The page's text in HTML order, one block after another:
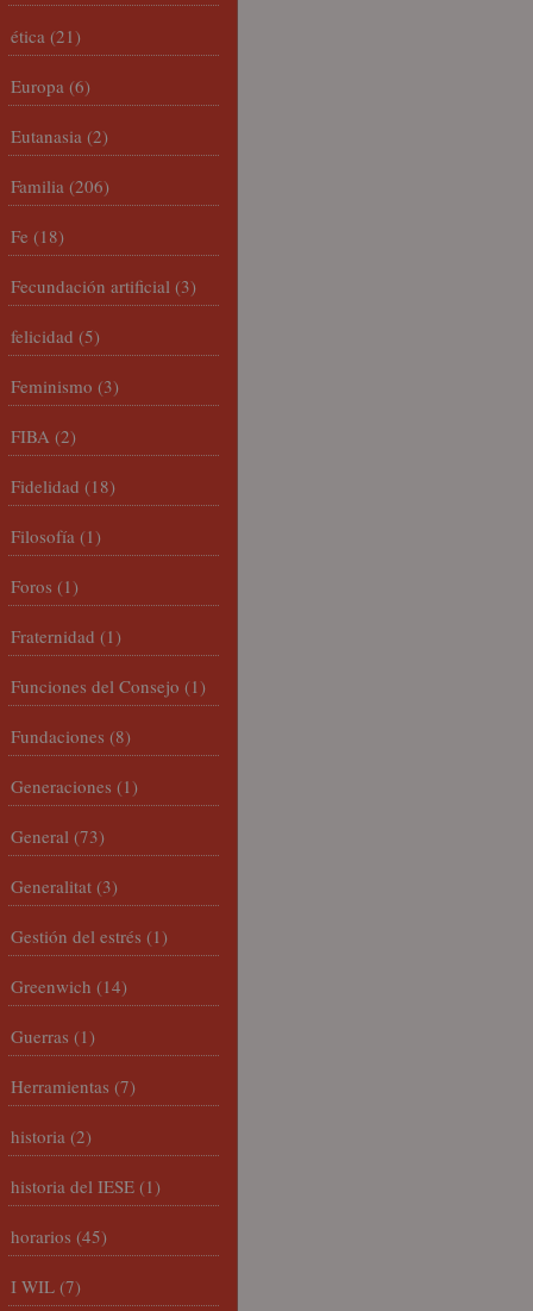
ética (21)
Europa (6)
Eutanasia (2)
Familia (206)
Fe (18)
Fecundación artificial (3)
felicidad (5)
Feminismo (3)
FIBA (2)
Fidelidad (18)
Filosofía (1)
Foros (1)
Fraternidad (1)
Funciones del Consejo (1)
Fundaciones (8)
Generaciones (1)
General (73)
Generalitat (3)
Gestión del estrés (1)
Greenwich (14)
Guerras (1)
Herramientas (7)
historia (2)
historia del IESE (1)
horarios (45)
I WIL (7)